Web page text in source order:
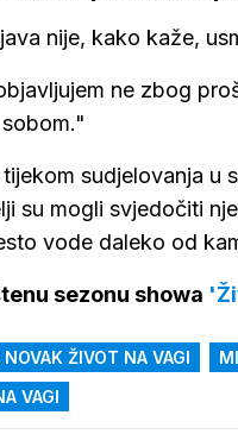
nije, kako kaže,
ne zbog
tijekom sudjelovanja
su mogli svjedočiti
vode daleko od
sezonu showa
ŽIVOT NA VAGI
VAGI